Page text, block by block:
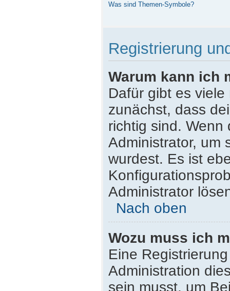
Was sind Themen-Symbole?
Registrierung
Warum kann ich
Dafür gibt es
zunächst, dass
richtig sind. Wenn
Administrator, um
wurdest. Es ist
Administrator
Nach oben
Wozu muss ich
Eine
Administration
sein musst, um